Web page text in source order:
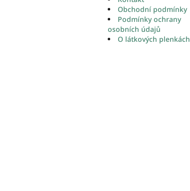
Obchodní podmínky
Podmínky ochrany
osobních údajů
O látkových plenkách